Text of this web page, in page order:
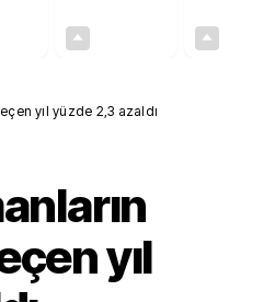
yıl yüzde 2,3 azaldı
yıl